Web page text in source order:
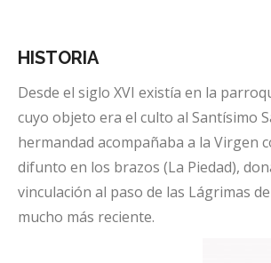
HISTORIA
Desde el siglo XVI existía en la
cuyo objeto era el culto al Santísimo
hermandad acompañaba a la Virgen
difunto en los brazos (La Piedad),
vinculación al paso de las Lágrimas
mucho más reciente.